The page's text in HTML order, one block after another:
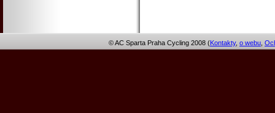
© AC Sparta Praha Cycling 2008 (Kontakty, o webu